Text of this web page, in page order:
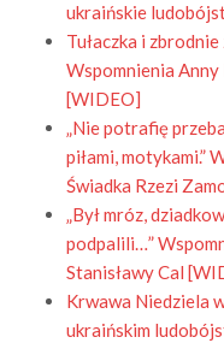
ukraińskie
Tułaczka i
Wspomnienia Anny
[WIDEO]
„Nie potrafię
piłami, motykami.”
Świadka Rzezi
„Był mróz,
podpalili…”
Stanisławy Cal
Krwawa Niedziela
ukraińskim